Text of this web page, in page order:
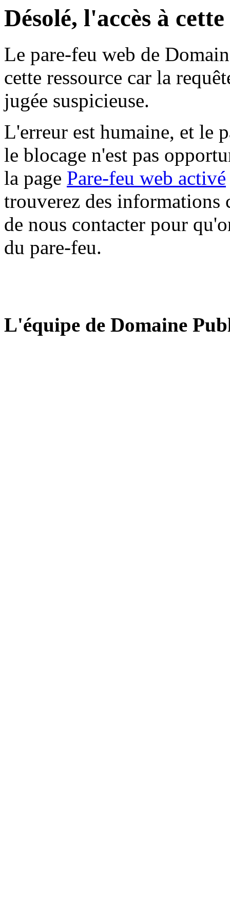
Désolé, l'accès à
Le pare-feu web de
cette ressource car la
jugée suspicieuse.
L'erreur est humaine, et le
le blocage n'est pas
la page Pare-feu web activé
trouverez des informations
de nous contacter pour
du pare-feu.
L'équipe de Domaine